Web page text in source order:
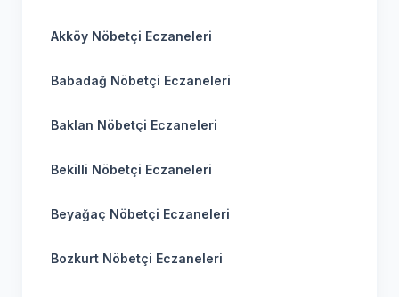
Akköy Nöbetçi Eczaneleri
Babadağ Nöbetçi Eczaneleri
Baklan Nöbetçi Eczaneleri
Bekilli Nöbetçi Eczaneleri
Beyağaç Nöbetçi Eczaneleri
Bozkurt Nöbetçi Eczaneleri